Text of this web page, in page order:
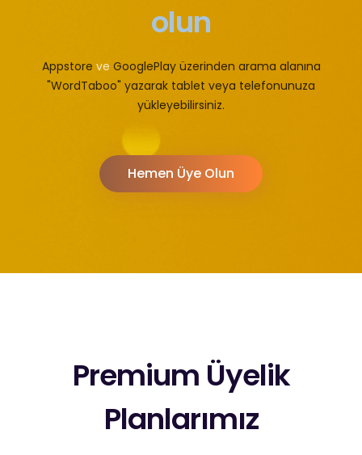
olun
Appstore ve GooglePlay üzerinden arama alanına
"WordTaboo" yazarak tablet veya telefonunuza
yükleyebilirsiniz.
Hemen Üye Olun
Premium Üyelik
Planlarımız